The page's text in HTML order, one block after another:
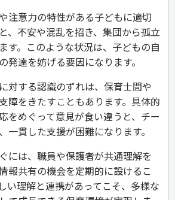
注意力の特性がある子どもに適切
、不安や混乱を招き、集団から孤立
す。このような状況は、子どもの自
発達を妨げる要因になります。
対する認識のずれは、保育士間や
障をきたすこともあります。具体的
をめぐって意見が食い違うと、チー
一貫した支援が困難になります。
には、職員や保護者が共通理解を
報共有の機会を定期的に設けるこ
い理解と連携があってこそ、多様な